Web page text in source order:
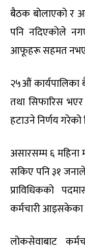
बैठक बोलाएको र
पनि नदिएकोले
आफूहरू सहमत
२५औं कार्यपालिका
तथा सिफारिस
हटाउने निर्णय गरेको
असारसम्म ६ महिना
सकिए पनि ३१
प्राविधिकको
कर्मचारी आइसकेका
लोकसेवाबाट